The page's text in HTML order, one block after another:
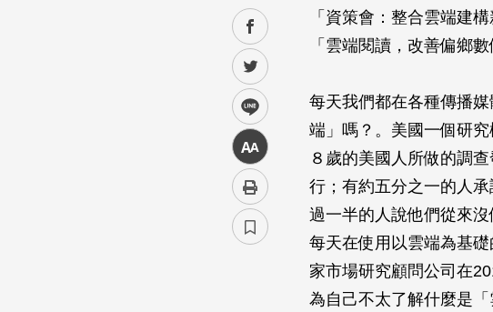
facebook
twitter
line
中
「資策會：整合雲端建
「雲端閱讀，改善偏鄉數
每天我們都在各種傳播
端」嗎？。美國一個研
８歲的美國人所做的調
行；有約五分之一的人
過一半的人說他們從來
每天在使用以雲端為基
家市場研究顧問公司在
為自己不太了解什麼是